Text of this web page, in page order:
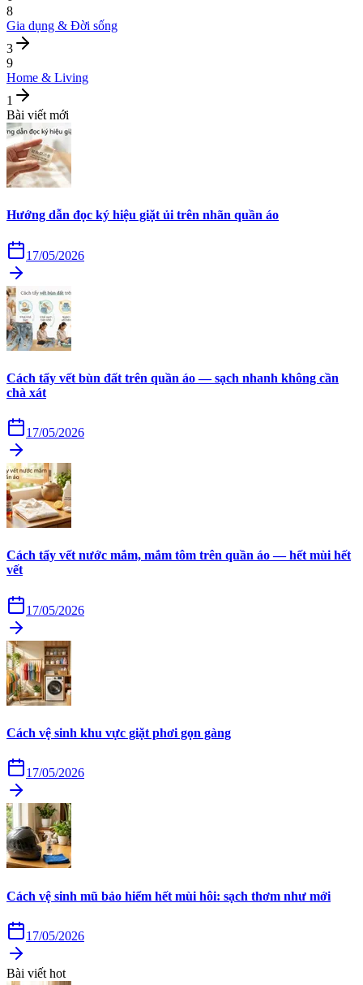
8
Gia dụng & Đời sống
3
9
Home & Living
1
Bài viết mới
Hướng dẫn đọc ký hiệu giặt ủi trên nhãn quần áo
17/05/2026
Cách tẩy vết bùn đất trên quần áo — sạch nhanh không cần
chà xát
17/05/2026
Cách tẩy vết nước mắm, mắm tôm trên quần áo — hết mùi hết
vết
17/05/2026
Cách vệ sinh khu vực giặt phơi gọn gàng
17/05/2026
Cách vệ sinh mũ bảo hiểm hết mùi hôi: sạch thơm như mới
17/05/2026
Bài viết hot